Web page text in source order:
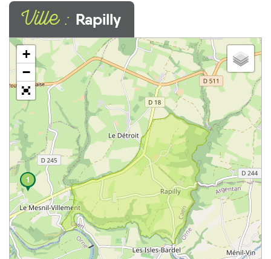
Ville : Rapilly
1
+
−